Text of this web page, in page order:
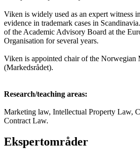
Viken is widely used as an expert witness
evidence in trademark cases in
of the Academic Advisory Board at the
Organisation for several years.
Viken is appointed chair of the Norwegian
(Markedsrådet).
Research/teaching areas:
Marketing law, Intellectual Property Law,
Contract Law.
Ekspertområder